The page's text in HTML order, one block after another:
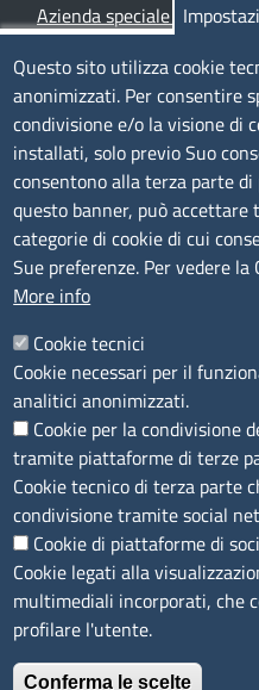
Azienda speciale
TRASPARENZA
Albo Online
Amministrazione
Bandi e concorsi
Segnalazioni
Accessibilità
IBAN e pagamenti
Informative privacy e cookie
Verifiche PA
Attuazione misure PNRR
Modulistica
SEGUICI SU
Questo sito utilizza cookie
anonimizzati. Per consentire
condivisione e/o la visione di
installati, solo previo Suo
consentono alla terza parte
questo banner, può
categorie di cookie di cui
Sue preferenze. Per vedere
More info
Cookie tecnici
Cookie necessari per il
analitici anonimizzati.
Cookie per la condivisione
tramite piattaforme di terze
Cookie tecnico di terza parte
condivisione tramite social
Cookie di piattaforme di
Cookie legati alla
multimediali incorporati, che
profilare l'utente.
Conferma le scelte